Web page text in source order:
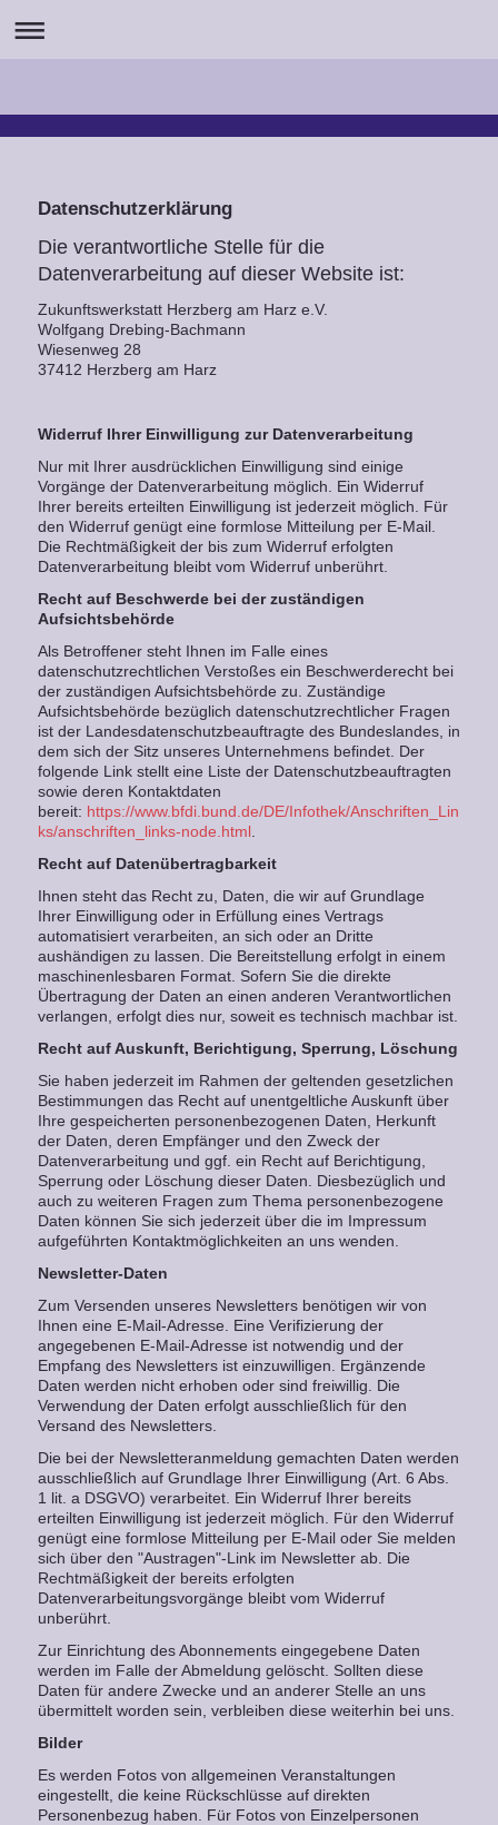
Datenschutzerklärung
Die verantwortliche Stelle für die
Datenverarbeitung auf dieser Website ist:
Zukunftswerkstatt Herzberg am Harz e.V.
Wolfgang Drebing-Bachmann
Wiesenweg 28
37412 Herzberg am Harz
Widerruf Ihrer Einwilligung zur Datenverarbeitung
Nur mit Ihrer ausdrücklichen Einwilligung sind einige
Vorgänge der Datenverarbeitung möglich. Ein Widerruf
Ihrer bereits erteilten Einwilligung ist jederzeit möglich. Für
den Widerruf genügt eine formlose Mitteilung per E-Mail.
Die Rechtmäßigkeit der bis zum Widerruf erfolgten
Datenverarbeitung bleibt vom Widerruf unberührt.
Recht auf Beschwerde bei der zuständigen
Aufsichtsbehörde
Als Betroffener steht Ihnen im Falle eines
datenschutzrechtlichen Verstoßes ein Beschwerderecht bei
der zuständigen Aufsichtsbehörde zu. Zuständige
Aufsichtsbehörde bezüglich datenschutzrechtlicher Fragen
ist der Landesdatenschutzbeauftragte des Bundeslandes, in
dem sich der Sitz unseres Unternehmens befindet. Der
folgende Link stellt eine Liste der Datenschutzbeauftragten
sowie deren Kontaktdaten
bereit: https://www.bfdi.bund.de/DE/Infothek/Anschriften_Lin
ks/anschriften_links-node.html
Recht auf Datenübertragbarkeit
Ihnen steht das Recht zu, Daten, die wir auf Grundlage
Ihrer Einwilligung oder in Erfüllung eines Vertrags
automatisiert verarbeiten, an sich oder an Dritte
aushändigen zu lassen. Die Bereitstellung erfolgt in einem
maschinenlesbaren Format. Sofern Sie die direkte
Übertragung der Daten an einen anderen Verantwortlichen
verlangen, erfolgt dies nur, soweit es technisch machbar ist.
Recht auf Auskunft, Berichtigung, Sperrung, Löschung
Sie haben jederzeit im Rahmen der geltenden gesetzlichen
Bestimmungen das Recht auf unentgeltliche Auskunft über
Ihre gespeicherten personenbezogenen Daten, Herkunft
der Daten, deren Empfänger und den Zweck der
Datenverarbeitung und ggf. ein Recht auf Berichtigung,
Sperrung oder Löschung dieser Daten. Diesbezüglich und
auch zu weiteren Fragen zum Thema personenbezogene
Daten können Sie sich jederzeit über die im Impressum
aufgeführten Kontaktmöglichkeiten an uns wenden.
Newsletter-Daten
Zum Versenden unseres Newsletters benötigen wir von
Ihnen eine E-Mail-Adresse. Eine Verifizierung der
angegebenen E-Mail-Adresse ist notwendig und der
Empfang des Newsletters ist einzuwilligen. Ergänzende
Daten werden nicht erhoben oder sind freiwillig. Die
Verwendung der Daten erfolgt ausschließlich für den
Versand des Newsletters.
Die bei der Newsletteranmeldung gemachten Daten werden
ausschließlich auf Grundlage Ihrer Einwilligung (Art. 6 Abs.
1 lit. a DSGVO) verarbeitet. Ein Widerruf Ihrer bereits
erteilten Einwilligung ist jederzeit möglich. Für den Widerruf
genügt eine formlose Mitteilung per E-Mail oder Sie melden
sich über den "Austragen"-Link im Newsletter ab. Die
Rechtmäßigkeit der bereits erfolgten
Datenverarbeitungsvorgänge bleibt vom Widerruf
unberührt.
Zur Einrichtung des Abonnements eingegebene Daten
werden im Falle der Abmeldung gelöscht. Sollten diese
Daten für andere Zwecke und an anderer Stelle an uns
übermittelt worden sein, verbleiben diese weiterhin bei uns.
Bilder
Es werden Fotos von allgemeinen Veranstaltungen
eingestellt, die keine Rückschlüsse auf direkten
Personenbezug haben. Für Fotos von Einzelpersonen